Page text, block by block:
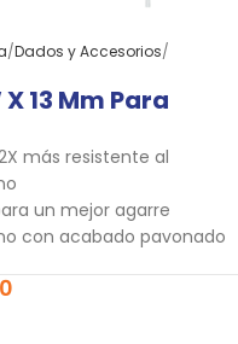
Dados y Accesorios
13 Mm Para
más resistente al
un mejor agarre
con acabado pavonado